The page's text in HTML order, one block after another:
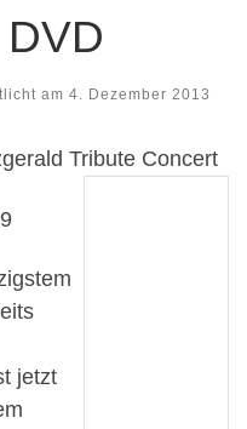
am 4. Dezember 2013
Tribute Concert
jetzt